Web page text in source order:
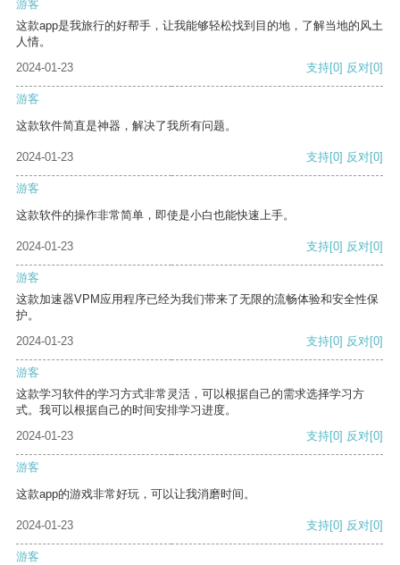
游客
这款app是我旅行的好帮手，让我能够轻松找到目的地，了解当地的风土
人情。
2024-01-23
支持[0] 反对[0]
游客
这款软件简直是神器，解决了我所有问题。
2024-01-23 支持[0] 反对[0]
游客
这款软件的操作非常简单，即使是小白也能快速上手。
2024-01-23 支持[0] 反对[0]
游客
这款加速器VPM应用程序已经为我们带来了无限的流畅体验和安全性保
护。
2024-01-23
支持[0] 反对[0]
游客
这款学习软件的学习方式非常灵活，可以根据自己的需求选择学习方
式。我可以根据自己的时间安排学习进度。
2024-01-23
支持[0] 反对[0]
游客
这款app的游戏非常好玩，可以让我消磨时间。
2024-01-23 支持[0] 反对[0]
游客